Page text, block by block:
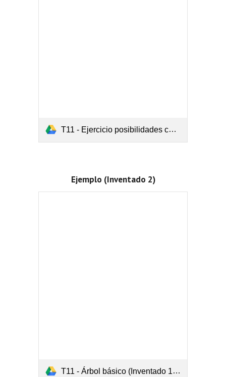
T11 - Ejercicio posibilidades con un arbol.pdf
Ejemplo (Inventado 2)
T11 - Árbol básico (Inventado 1).pdf